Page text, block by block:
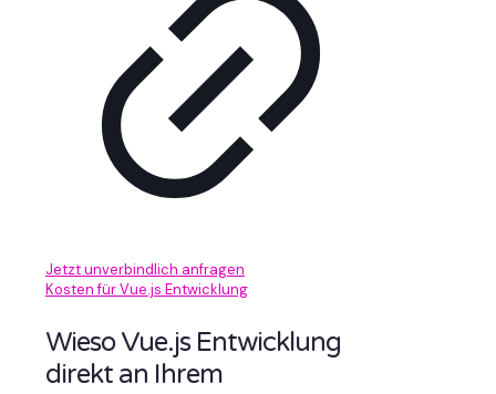
Jetzt unverbindlich anfragen
Kosten für Vue.js Entwicklung
Wieso Vue.js Entwicklung
direkt an Ihrem